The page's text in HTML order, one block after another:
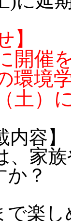
】
開催
環境
土）
内容】
、家
？
で楽